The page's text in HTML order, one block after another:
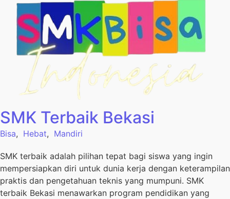
SMK Terbaik Bekasi
Bisa, Hebat, Mandiri
SMK terbaik adalah pilihan tepat bagi siswa yang ingin
mempersiapkan diri untuk dunia kerja dengan keterampilan
praktis dan pengetahuan teknis yang mumpuni. SMK
terbaik Bekasi menawarkan program pendidikan yang